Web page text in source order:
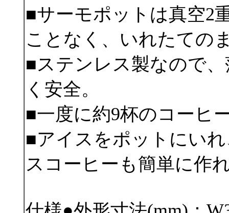
■サーモポットは真空2
ことなく、いれたての
■ステンレス製なので
く安全。
■一度に約9杯のコーヒ
■アイスをポットにい
スコーヒーも簡単に作